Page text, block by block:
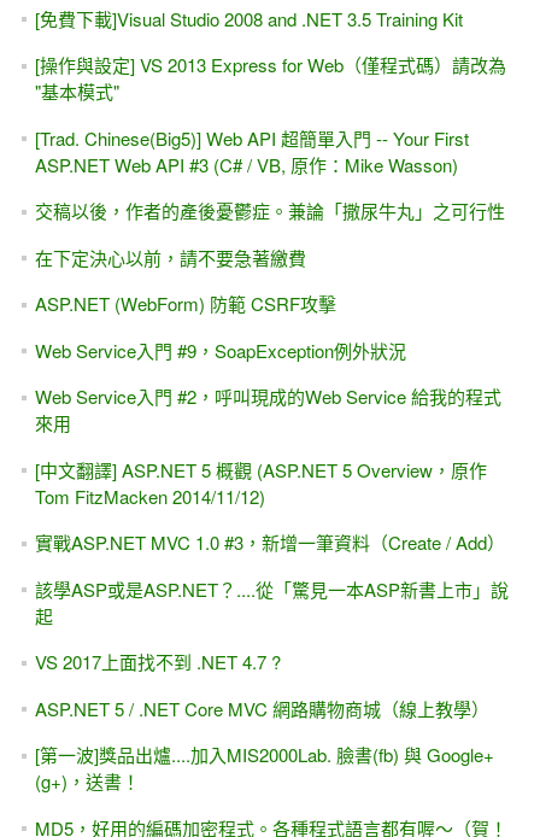
[免費下載]Visual Studio 2008 and .NET 3.5 Training Kit
[操作與設定] VS 2013 Express for Web（僅程式碼）請改為
"基本模式"
[Trad. Chinese(Big5)] Web API 超簡單入門 -- Your First
ASP.NET Web API #3 (C# / VB, 原作：Mike Wasson)
交稿以後，作者的產後憂鬱症。兼論「撒尿牛丸」之可行性
在下定決心以前，請不要急著繳費
ASP.NET (WebForm) 防範 CSRF攻擊
Web Service入門 #9，SoapException例外狀況
Web Service入門 #2，呼叫現成的Web Service 給我的程式
來用
[中文翻譯] ASP.NET 5 概觀 (ASP.NET 5 Overview，原作
Tom FitzMacken 2014/11/12)
實戰ASP.NET MVC 1.0 #3，新增一筆資料（Create / Add）
該學ASP或是ASP.NET？....從「驚見一本ASP新書上市」說
起
VS 2017上面找不到 .NET 4.7 ?
ASP.NET 5 / .NET Core MVC 網路購物商城（線上教學）
[第一波]獎品出爐....加入MIS2000Lab. 臉書(fb) 與 Google+
(g+)，送書！
MD5，好用的編碼加密程式。各種程式語言都有喔～（賀！